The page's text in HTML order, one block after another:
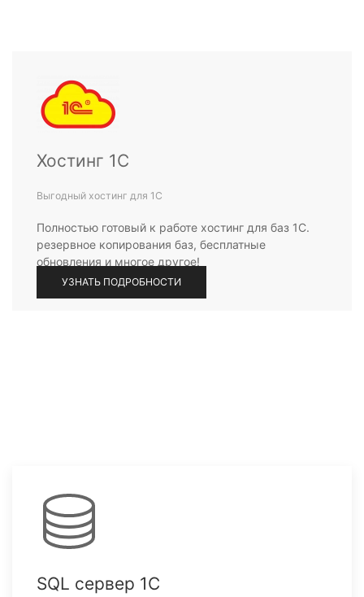
Хостинг 1С
Выгодный хостинг для 1С
Полностью готовый к работе хостинг для баз 1С.
резервное копирования баз, бесплатные
обновления и многое другое!
УЗНАТЬ ПОДРОБНОСТИ
SQL сервер 1С